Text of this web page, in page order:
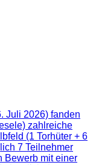
Juli 2026) fanden
zahlreiche
(1 Torhüter + 6
7 Teilnehmer
Bewerb mit einer